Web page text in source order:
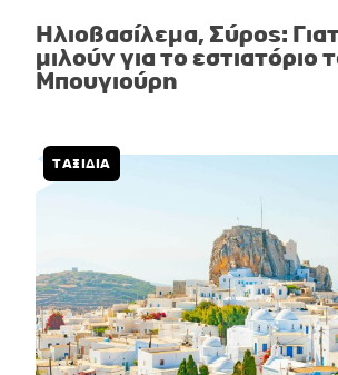
Ηλιοβασίλεμα, Σύρος:
μιλούν για το εστιατόριο
Μπουγιούρη
ΤΑΞΙΔΙΑ